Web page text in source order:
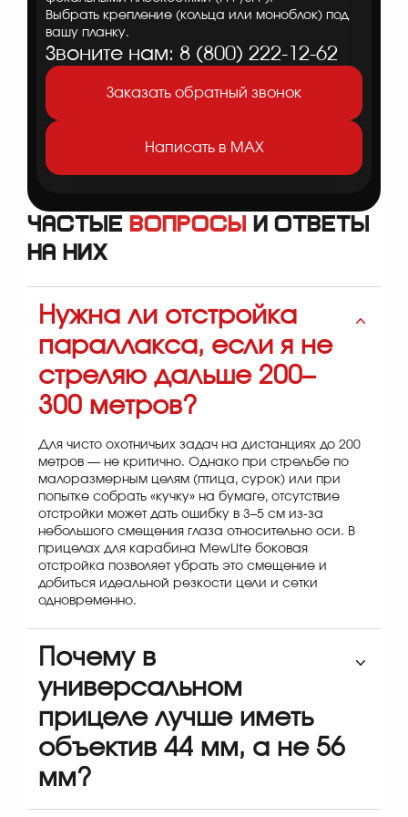
Выбрать крепление (кольца или моноблок) под
вашу планку.
Звоните нам: 8 (800) 222-12-62
Заказать обратный звонок
Написать в MAX
Частые вопросы и ответы
на них
Нужна ли отстройка
параллакса, если я не
стреляю дальше 200–
300 метров?
Для чисто охотничьих задач на дистанциях до 200
метров — не критично. Однако при стрельбе по
малоразмерным целям (птица, сурок) или при
попытке собрать «кучку» на бумаге, отсутствие
отстройки может дать ошибку в 3–5 см из-за
небольшого смещения глаза относительно оси. В
прицелах для карабина MewLite боковая
отстройка позволяет убрать это смещение и
добиться идеальной резкости цели и сетки
одновременно.
Почему в
универсальном
прицеле лучше иметь
объектив 44 мм, а не 56
мм?